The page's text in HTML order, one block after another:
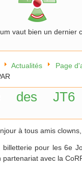
vaut bien un dernier
Actualités Page
des
à tous amis clowns,
pour les 6e
avec la